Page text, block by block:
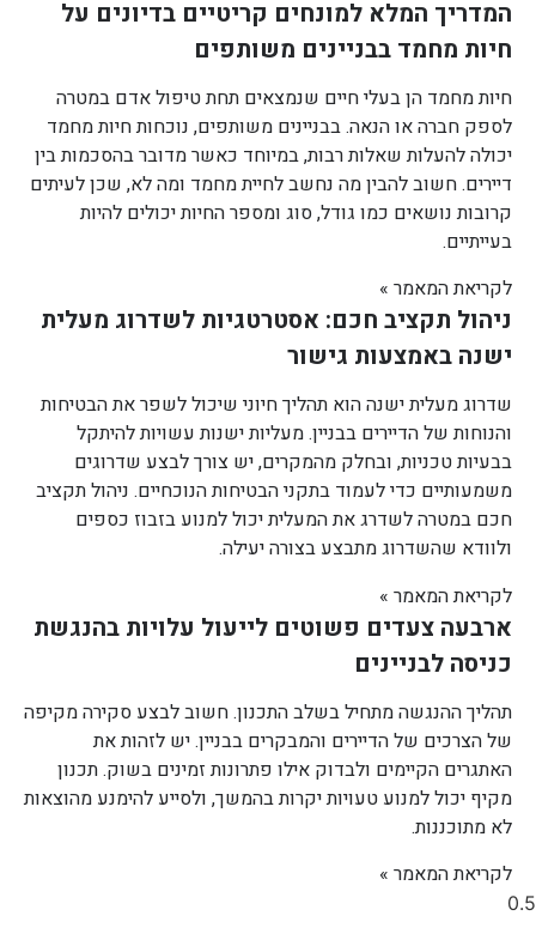
המדריך המלא למונחים קריטיים בדיונים על
חיות מחמד בבניינים משותפים
חיות מחמד הן בעלי חיים שנמצאים תחת טיפול אדם במטרה
לספק חברה או הנאה. בבניינים משותפים, נוכחות חיות מחמד
יכולה להעלות שאלות רבות, במיוחד כאשר מדובר בהסכמות בין
דיירים. חשוב להבין מה נחשב לחיית מחמד ומה לא, שכן לעיתים
קרובות נושאים כמו גודל, סוג ומספר החיות יכולים להיות
בעייתיים.
לקריאת המאמר »
ניהול תקציב חכם: אסטרטגיות לשדרוג מעלית
ישנה באמצעות גישור
שדרוג מעלית ישנה הוא תהליך חיוני שיכול לשפר את הבטיחות
והנוחות של הדיירים בבניין. מעליות ישנות עשויות להיתקל
בבעיות טכניות, ובחלק מהמקרים, יש צורך לבצע שדרוגים
משמעותיים כדי לעמוד בתקני הבטיחות הנוכחיים. ניהול תקציב
חכם במטרה לשדרג את המעלית יכול למנוע בזבוז כספים
ולוודא שהשדרוג מתבצע בצורה יעילה.
לקריאת המאמר »
ארבעה צעדים פשוטים לייעול עלויות בהנגשת
כניסה לבניינים
תהליך ההנגשה מתחיל בשלב התכנון. חשוב לבצע סקירה מקיפה
של הצרכים של הדיירים והמבקרים בבניין. יש לזהות את
האתגרים הקיימים ולבדוק אילו פתרונות זמינים בשוק. תכנון
מקיף יכול למנוע טעויות יקרות בהמשך, ולסייע להימנע מהוצאות
לא מתוכננות.
לקריאת המאמר »